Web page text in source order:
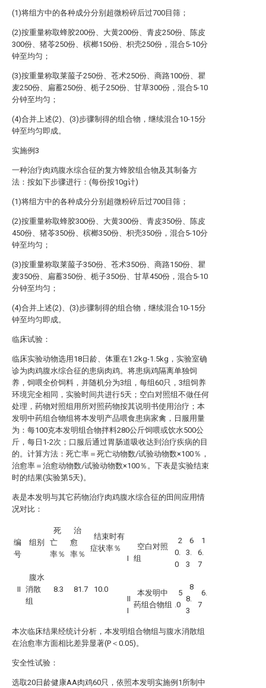
(1)将组方中的各种成分分别超微粉碎后过700目筛；
(2)按重量称取蜂胶200份、大黄200份、青皮250份、陈皮
300份、猪苓250份、槟榔150份、枳壳250份，混合5-10分
钟至均匀；
(3)按重量称取莱菔子250份、苍术250份、商路100份、瞿
麦250份、扁蓄250份、栀子250份、甘草300份，混合5-10
分钟至均匀；
(4)合并上述(2)、(3)步骤制得的组合物，继续混合10-15分
钟至均匀即成。
实施例3
一种治疗肉鸡腹水综合征的复方蜂胶组合物及其制备方
法：按如下步骤进行：(每份按10g计)
(1)将组方中的各种成分分别超微粉碎后过700目筛；
(2)按重量称取蜂胶300份、大黄300份、青皮350份、陈皮
450份、猪苓350份、槟榔350份、枳壳350份，混合5-10分
钟至均匀；
(3)按重量称取莱菔子350份、苍术350份、商路150份、瞿
麦350份、扁蓄350份、栀子350份、甘草450份，混合5-10
分钟至均匀；
(4)合并上述(2)、(3)步骤制得的组合物，继续混合10-15分
钟至均匀即成。
临床试验：
临床实验动物选用18日龄、体重在1.2kg-1.5kg，实验室确
诊为肉鸡腹水综合征的患病肉鸡。将患病鸡隔离单独饲
养，饲喂全价饲料，并随机分为3组，每组60只，3组饲养
环境完全相同，实验时间共进行5天；空白对照组不做任何
处理，药物对照组用所对照药物按其说明书使用治疗；本
发明中药组合物组将本发明产品喂食患病家禽，日服用量
为：每100克本发明组合物拌料280公斤饲喂或饮水500公
斤，每日1-2次；口服后通过胃肠道吸收达到治疗疾病的目
的。计算方法：死亡率＝死亡动物数/试验动物数×100％，
治愈率＝治愈动物数/试验动物数×100％。下表是实验结束
时的结果(实验第5天)。
表是本发明与其它药物治疗肉鸡腹水综合征的田间应用情
况对比：
编
号
组别
死
亡
率％
治
愈
率％
结束时有
症状率％
I
空白对照
组
2
0.
0
6
3.
3
1
6.
7
II
腹水
消散
组
8.3 81.7
10.0
II
I
本发明中
药组合物组
5
.0
8
8.
3
6.
7
本次临床结果经统计分析，本发明组合物组与腹水消散组
在治愈率方面相比差异显著(P＜0.05)。
安全性试验：
选取20日龄健康AA肉鸡60只，依照本发明实施例1所制中